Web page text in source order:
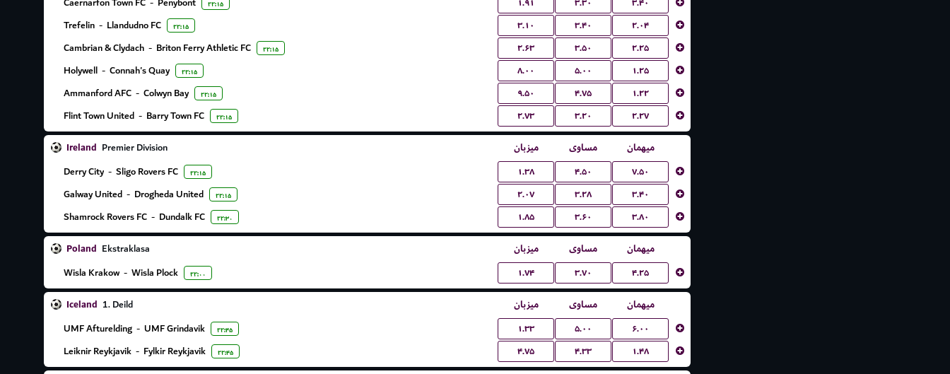
۲۲:۱۵
Trefelin - Llandudno FC ۲۲:۱۵ ۳.۱۰ ۳.۴۰ ۲.۰۴
Cambrian & Clydach - Briton Ferry Athletic FC ۲۲:۱۵ ۲.۶۳ ۳.۵۰ ۲.۲۵
Holywell - Connah's Quay ۲۲:۱۵ ۸.۰۰ ۵.۰۰ ۱.۲۵
Ammanford AFC - Colwyn Bay ۲۲:۱۵ ۹.۵۰ ۴.۷۵ ۱.۲۲
Flint Town United - Barry Town FC ۲۲:۱۵ ۲.۷۳ ۳.۲۰
۲.۲۷
Ireland Premier Division میزبان مساوی میهمان
Derry City - Sligo Rovers FC ۲۲:۱۵ ۱.۳۸ ۴.۵۰ ۷.۵۰
Galway United - Drogheda United ۲۲:۱۵ ۲.۰۷ ۳.۲۸ ۳.۴۰
Shamrock Rovers FC - Dundalk FC ۲۲:۳۰ ۱.۸۵ ۳.۶۰
۳.۸۰
Poland Ekstraklasa میزبان مساوی میهمان
Wisla Krakow - Wisla Plock ۲۲:۰۰ ۱.۷۴ ۳.۷۰
۴.۲۵
Iceland 1. Deild میزبان مساوی میهمان
UMF Afturelding - UMF Grindavik ۲۲:۴۵ ۱.۳۳ ۵.۰۰ ۶.۰۰
Leiknir Reykjavik - Fylkir Reykjavik ۲۲:۴۵ ۴.۷۵ ۴.۳۳
۱.۴۸